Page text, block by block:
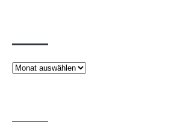
Beiträge